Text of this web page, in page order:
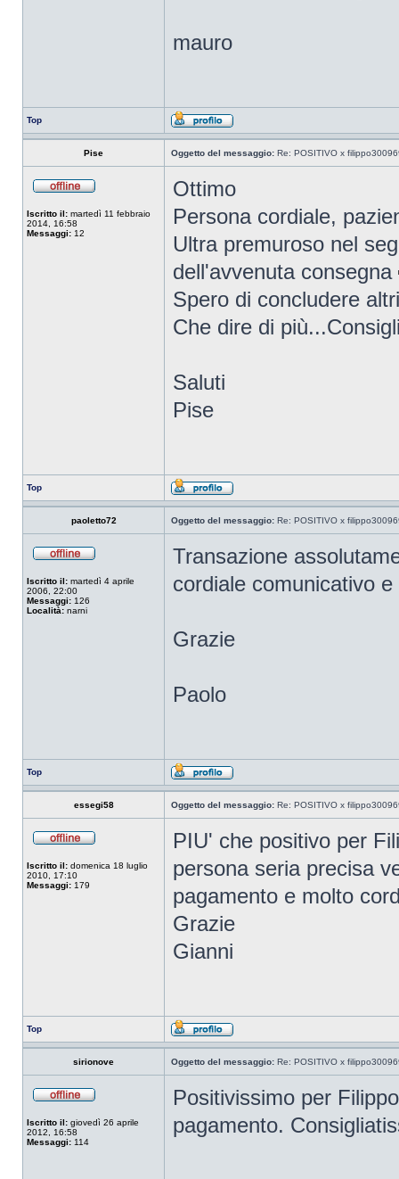
mauro
Top
Pise Oggetto del messaggio: Re: POSITIVO x
Iscritto il: martedì 11 febbraio
2014, 16:58
Messaggi: 12
Ottimo
Persona cordiale,
Ultra premuroso nel
dell'avvenuta consegna
Spero di concludere
Che dire di
Saluti
Pise
Top
paoletto72 Oggetto del messaggio: Re: POSITIVO x
Iscritto il: martedì 4 aprile
2006, 22:00
Messaggi: 126
Località: narni
Transazione
cordiale comunicativo
Grazie
Paolo
Top
essegi58 Oggetto del messaggio: Re: POSITIVO x
Iscritto il: domenica 18 luglio
2010, 17:10
Messaggi: 179
PIU' che positivo per
persona seria precisa
pagamento e molto
Grazie
Gianni
Top
sirionove Oggetto del messaggio: Re: POSITIVO x
Iscritto il: giovedì 26 aprile
2012, 16:58
Messaggi: 114
Positivissimo per
pagamento.